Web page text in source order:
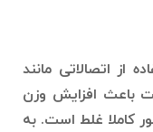
از اتصالاتی مانند
باعث افزایش وزن
کاملا غلط است. به